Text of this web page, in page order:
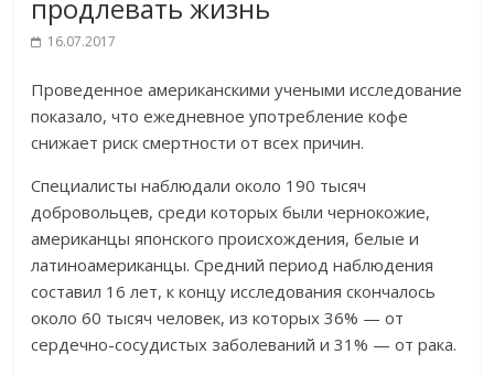
продлевать жизнь
16.07.2017
Проведенное американскими учеными исследование
показало, что ежедневное употребление кофе
снижает риск смертности от всех причин.
Специалисты наблюдали около 190 тысяч
добровольцев, среди которых были чернокожие,
американцы японского происхождения, белые и
латиноамериканцы. Средний период наблюдения
составил 16 лет, к концу исследования скончалось
около 60 тысяч человек, из которых 36% — от
сердечно-сосудистых заболеваний и 31% — от рака.